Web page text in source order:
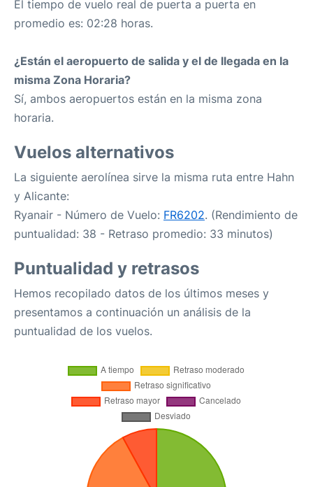
El tiempo de vuelo real de puerta a puerta en
promedio es: 02:28 horas.
¿Están el aeropuerto de salida y el de llegada en la
misma Zona Horaria?
Sí, ambos aeropuertos están en la misma zona
horaria.
Vuelos alternativos
La siguiente aerolínea sirve la misma ruta entre Hahn
y Alicante:
Ryanair - Número de Vuelo: FR6202. (Rendimiento de
puntualidad: 38 - Retraso promedio: 33 minutos)
Puntualidad y retrasos
Hemos recopilado datos de los últimos meses y
presentamos a continuación un análisis de la
puntualidad de los vuelos.